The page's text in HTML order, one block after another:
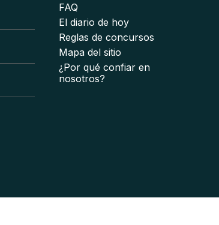
FAQ
El diario de hoy
Reglas de concursos
Mapa del sitio
¿Por qué confiar en
nosotros?